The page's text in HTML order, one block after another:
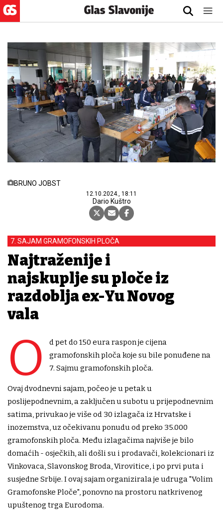
BRUNO JOBST
12.10.2024., 18:11
Dario Kuštro
7. SAJAM GRAMOFONSKIH PLOČA
Najtraženije i
najskuplje su ploče iz
razdoblja ex-Yu Novog
vala
O
d pet do 150 eura raspon je cijena
gramofonskih ploča koje su bile ponuđene na
7. Sajmu gramofonskih ploča.
Ovaj dvodnevni sajam, počeo je u petak u
poslijepodnevnim, a zaključen u subotu u prijepodnevnim
satima, privukao je više od 30 izlagača iz Hrvatske i
inozemstva, uz očekivanu ponudu od preko 35.000
gramofonskih ploča. Među izlagačima najviše je bilo
domaćih - osječkih, ali došli su i prodavači, kolekcionari iz
Vinkovaca, Slavonskog Broda, Virovitice, i po prvi puta i
susjedne Srbije. I ovaj sajam organizirala je udruga "Volim
Gramofonske Ploče", ponovno na prostoru natkrivenog
upuštenog trga Eurodoma.